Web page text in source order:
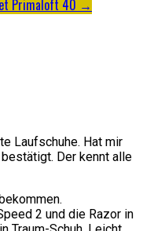
Primaloft 40 →
Laufschuhe. Hat mir
Der kennt alle
2 und die Razor in